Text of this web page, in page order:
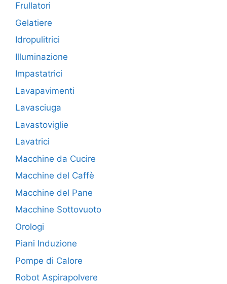
Frullatori
Gelatiere
Idropulitrici
Illuminazione
Impastatrici
Lavapavimenti
Lavasciuga
Lavastoviglie
Lavatrici
Macchine da Cucire
Macchine del Caffè
Macchine del Pane
Macchine Sottovuoto
Orologi
Piani Induzione
Pompe di Calore
Robot Aspirapolvere